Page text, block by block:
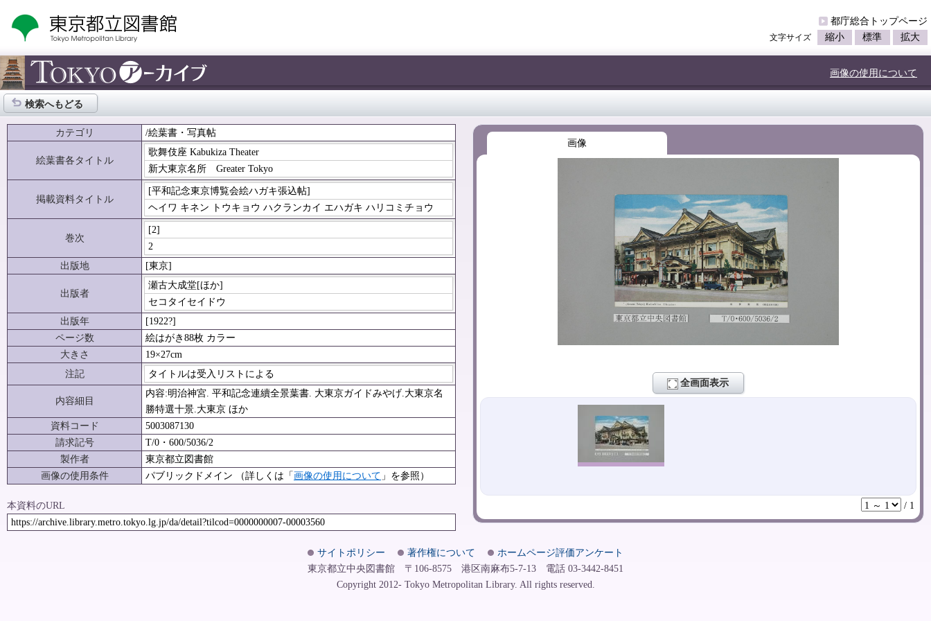
都庁総合トップページ
文字サイズ 縮小 標準 拡大
画像の使用について
検索へもどる
カテゴリ /絵葉書・写真帖
絵葉書各タイトル
歌舞伎座 Kabukiza Theater
新大東京名所 Greater Tokyo
掲載資料タイトル
[平和記念東京博覧会絵ハガキ張込帖]
ヘイワ キネン トウキョウ ハクランカイ エハガキ ハリコミチョウ
巻次
[2]
2
出版地
[東京]
出版者
瀬古大成堂[ほか]
セコタイセイドウ
出版年
[1922?]
ページ数
絵はがき88枚 カラー
大きさ
19×27cm
注記
タイトルは受入リストによる
内容細目
内容:明治神宮. 平和記念連續全景葉書. 大東京ガイドみやげ.大東京名
勝特選十景.大東京 ほか
資料コード
5003087130
請求記号
T/0・600/5036/2
製作者
東京都立図書館
画像の使用条件
パブリックドメイン （詳しくは「画像の使用について 」を参照）
本資料のURL
https://archive.library.metro.tokyo.lg.jp/da/detail?tilcod=0000000007-00003560
画像
全画面表示
/ 1
サイトポリシー 著作権について
ホームページ評価アンケート
東京都立中央図書館 〒106-8575 港区南麻布5-7-13 電話 03-3442-8451
Copyright 2012- Tokyo Metropolitan Library. All rights reserved.